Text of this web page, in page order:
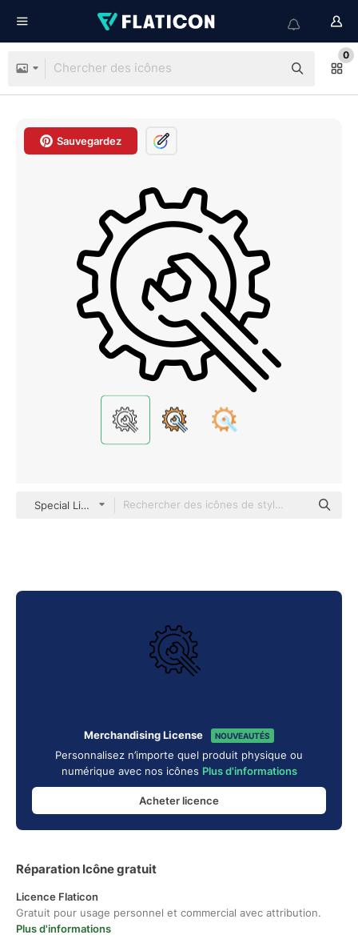
0
Sauvegardez
Special Lineal
Merchandising License NOUVEAUTÉS
Personnalisez n’importe quel produit physique ou
numérique avec nos icônes Plus d'informations
Acheter licence
Réparation Icône gratuit
Licence Flaticon
Gratuit pour usage personnel et commercial avec attribution.
Plus d'informations